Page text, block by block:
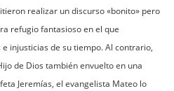
realizar un discurso «bonito» pero
refugio fantasioso en el que
injusticias de su tiempo. Al contrario,
de Dios también envuelto en una
Jeremías, el evangelista Mateo lo